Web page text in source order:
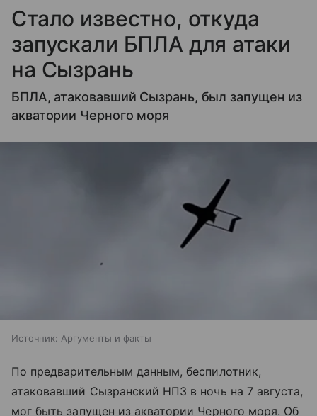
Стало известно, откуда
запускали БПЛА для атаки
на Сызрань
БПЛА, атаковавший Сызрань, был запущен из
акватории Черного моря
Источник: Аргументы и факты
По предварительным данным, беспилотник,
атаковавший Сызранский НПЗ в ночь на 7 августа,
мог быть запущен из акватории Черного моря. Об